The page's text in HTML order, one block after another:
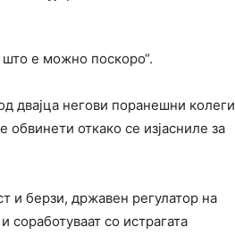
што е можно поскоро“.
двајца негови поранешни колеги
обвинети откако се изјасниле за
и берзи, државен регулатор на
соработуваат со истрагата